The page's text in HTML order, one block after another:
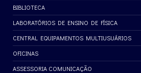
BIBLIOTECA
LABORATÓRIOS DE ENSINO DE FÍSICA
CENTRAL EQUIPAMENTOS MULTIUSUÁRIOS
OFICINAS
ASSESSORIA COMUNICAÇÃO